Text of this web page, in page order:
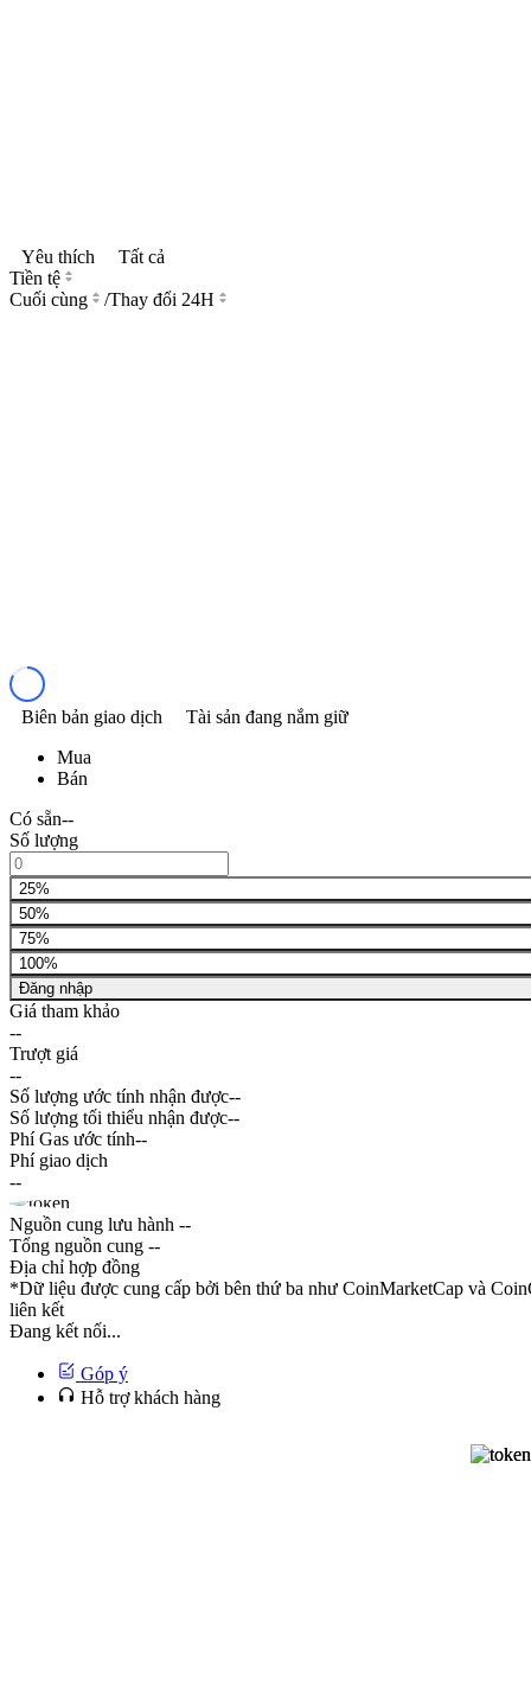
Yêu thích
Tất cả
Tiền tệ
Cuối cùng
/Thay đổi 24H
Biên bản giao dịch
Tài sản đang nắm giữ
Mua
Bán
Có sẵn--
Số lượng
25%
50%
75%
100%
Đăng nhập
Giá tham khảo
--
Trượt giá
--
Số lượng ước tính nhận được--
Số lượng tối thiểu nhận được--
Phí Gas ước tính--
Phí giao dịch
--
Nguồn cung lưu hành --
Tổng nguồn cung --
Địa chỉ hợp đồng
*Dữ liệu được cung cấp bởi bên thứ ba như CoinMarketCap và
liên kết
Đang kết nối...
Góp ý
Hỗ trợ khách hàng